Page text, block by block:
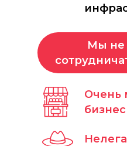
Мы не
Очень